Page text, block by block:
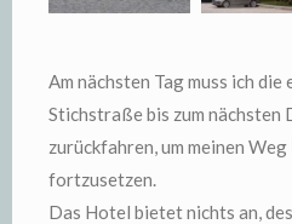
Am nächsten Tag muss ich
Stichstraße bis zum nächsten
zurückfahren, um meinen
fortzusetzen.
Das Hotel bietet nichts an,